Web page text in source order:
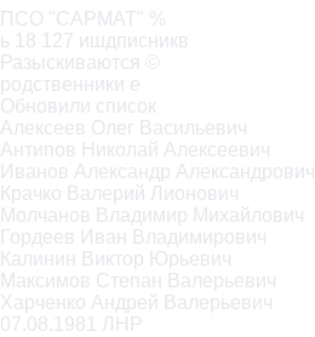
ПСО "САРМАТ" %
ь 18 127 ишдписникв
Разыскиваются ©
родственники e
Обновили список
Алексеев Олег Васильевич
Антипов Николай Алексеевич
Иванов Александр Александрович
Крачко Валерий Лионович
Молчанов Владимир Михайлович
Гордеев Иван Владимирович
Калинин Виктор Юрьевич
Максимов Степан Валерьевич
Харченко Андрей Валерьевич
07.08.1981 ЛНР